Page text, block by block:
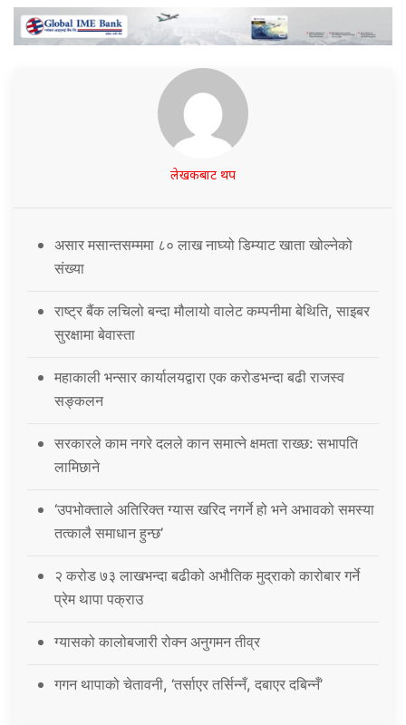
लेखकबाट थप
असार मसान्तसम्ममा ८० लाख नाघ्यो डिम्याट खाता खोल्नेको
संख्या
राष्ट्र बैंक लचिलो बन्दा मौलायो वालेट कम्पनीमा बेथिति, साइबर
सुरक्षामा बेवास्ता
महाकाली भन्सार कार्यालयद्वारा एक करोडभन्दा बढी राजस्व
सङ्कलन
सरकारले काम नगरे दलले कान समात्ने क्षमता राख्छ: सभापति
लामिछाने
‘उपभोक्ताले अतिरिक्त ग्यास खरिद नगर्ने हो भने अभावको समस्या
तत्कालै समाधान हुन्छ’
२ करोड ७३ लाखभन्दा बढीको अभौतिक मुद्राको कारोबार गर्ने
प्रेम थापा पक्राउ
ग्यासको कालोबजारी रोक्न अनुगमन तीव्र
गगन थापाको चेतावनी, ‘तर्साएर तर्सिन्नँ, दबाएर दबिन्नँ’